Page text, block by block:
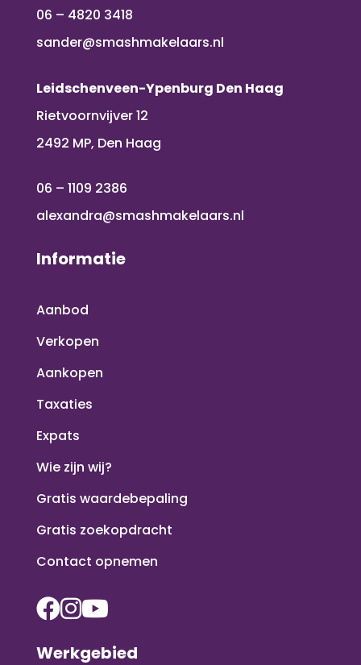
06 – 4820 3418
sander@smashmakelaars.nl
Leidschenveen-Ypenburg Den Haag
Rietvoornvijver 12
2492 MP, Den Haag
06 – 1109 2386
alexandra@smashmakelaars.nl
Informatie
Aanbod
Verkopen
Aankopen
Taxaties
Expats
Wie zijn wij?
Gratis waardebepaling
Gratis zoekopdracht
Contact opnemen
Werkgebied